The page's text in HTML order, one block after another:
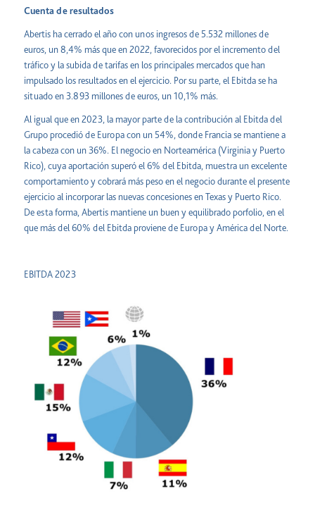
Cuenta de resultados
Abertis ha cerrado el año con unos ingresos de 5.532 millones de
euros, un 8,4% más que en 2022, favorecidos por el incremento del
tráfico y la subida de tarifas en los principales mercados que han
impulsado los resultados en el ejercicio. Por su parte, el Ebitda se ha
situado en 3.893 millones de euros, un 10,1% más.
Al igual que en 2023, la mayor parte de la contribución al Ebitda del
Grupo procedió de Europa con un 54%, donde Francia se mantiene a
la cabeza con un 36%. El negocio en Norteamérica (Virginia y Puerto
Rico), cuya aportación superó el 6% del Ebitda, muestra un excelente
comportamiento y cobrará más peso en el negocio durante el presente
ejercicio al incorporar las nuevas concesiones en Texas y Puerto Rico.
De esta forma, Abertis mantiene un buen y equilibrado porfolio, en el
que más del 60% del Ebitda proviene de Europa y América del Norte.
EBITDA 2023